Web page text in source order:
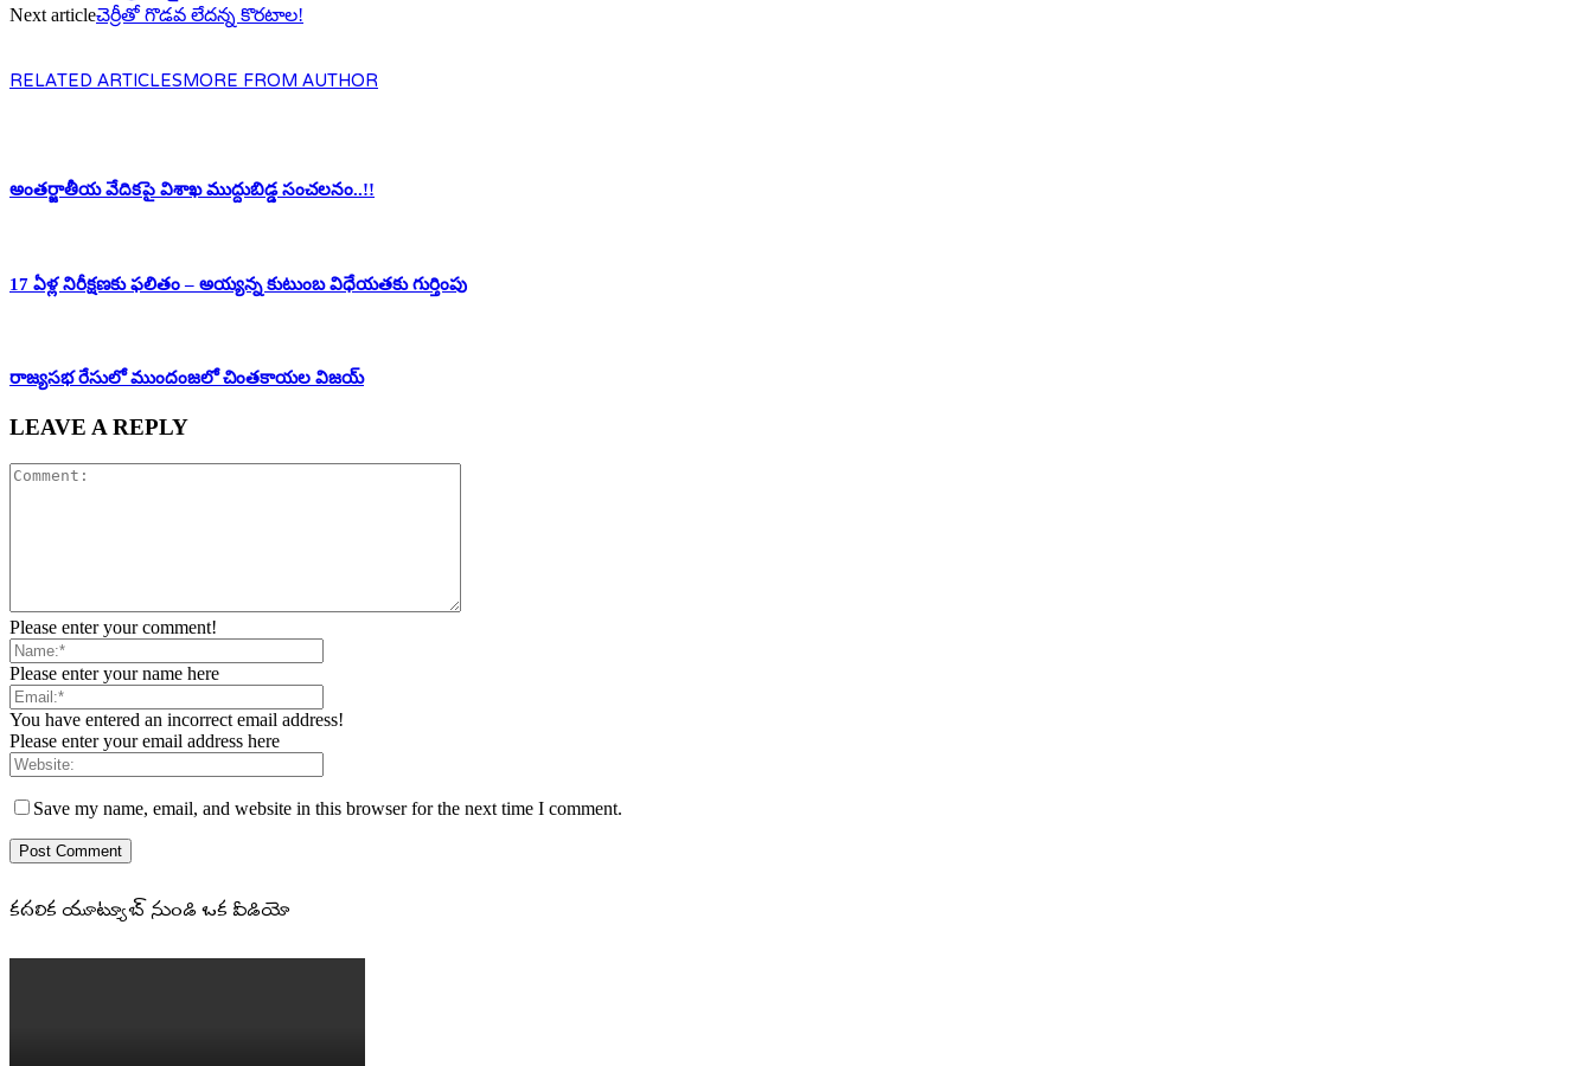
Next articleచెర్రీతో గొడ‌వ లేద‌న్న కొర‌టాల‌!
RELATED ARTICLESMORE FROM AUTHOR
అంతర్జాతీయ వేదికపై విశాఖ ముద్దుబిడ్డ సంచలనం..!!
17 ఏళ్ల నిరీక్షణకు ఫలితం – అయ్యన్న కుటుంబ విధేయతకు గుర్తింపు
రాజ్యసభ రేసులో ముందంజలో చింతకాయల విజయ్
LEAVE A REPLY
Please enter your comment!
Please enter your name here
You have entered an incorrect email address!
Please enter your email address here
Save my name, email, and website in this browser for the next time I comment.
కదలిక యూట్యూబ్ నుండి ఒక వీడియో